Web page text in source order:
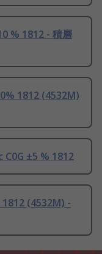
% 1812 - 積層
1812 (4532M)
C0G ±5 % 1812
1812 (4532M) -